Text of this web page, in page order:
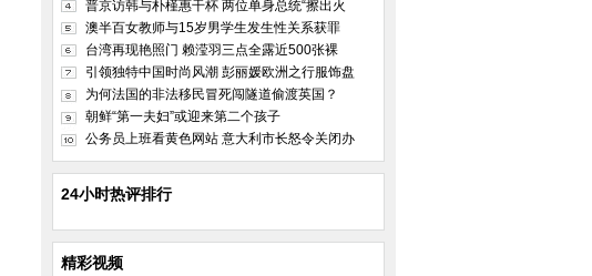
普京访韩与朴槿惠干杯 两位单身总统“擦出火
澳半百女教师与15岁男学生发生性关系获罪
台湾再现艳照门 赖滢羽三点全露近500张裸
引领独特中国时尚风潮 彭丽媛欧洲之行服饰盘
为何法国的非法移民冒死闯隧道偷渡英国？
朝鲜“第一夫妇”或迎来第二个孩子
公务员上班看黄色网站 意大利市长怒令关闭办
24小时热评排行
精彩视频